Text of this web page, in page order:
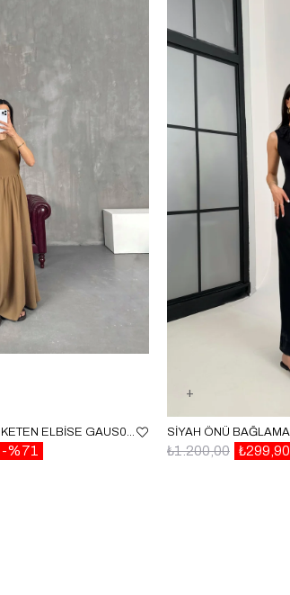
KAHVE YAN DEKOLTELI KETEN ELBISE GAUS00255
%71 ₺299,90
₺1.200,00